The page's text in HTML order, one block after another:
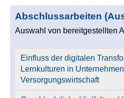
Abschlussarbeiten
Auswahl von bereitgestellten
Einfluss der digitalen
Lernkulturen in
Versorgungswirtschaft